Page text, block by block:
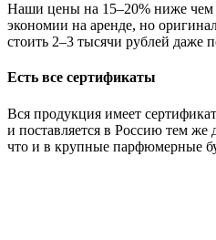
Наши цены на 15–20% ниже чем
экономии на аренде, но
стоить 2–3 тысячи рублей даже
Есть все сертификаты
Вся продукция имеет
и поставляется в Россию тем же
что и в крупные парфюмерные